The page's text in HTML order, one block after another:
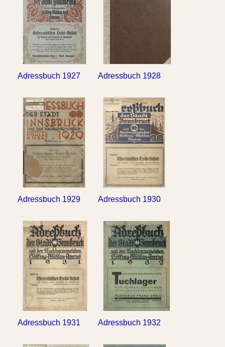
Adressbuch 1927 Adressbuch 1928
Adressbuch 1929 Adressbuch 1930
Adressbuch 1931 Adressbuch 1932